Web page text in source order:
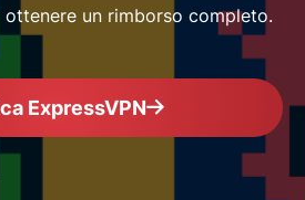
un rimborso completo.
ExpressVPN